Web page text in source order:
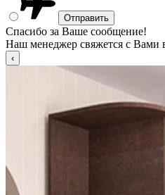
Спасибо за Ваше сообщение!
Наш менеджер свяжется с Вами